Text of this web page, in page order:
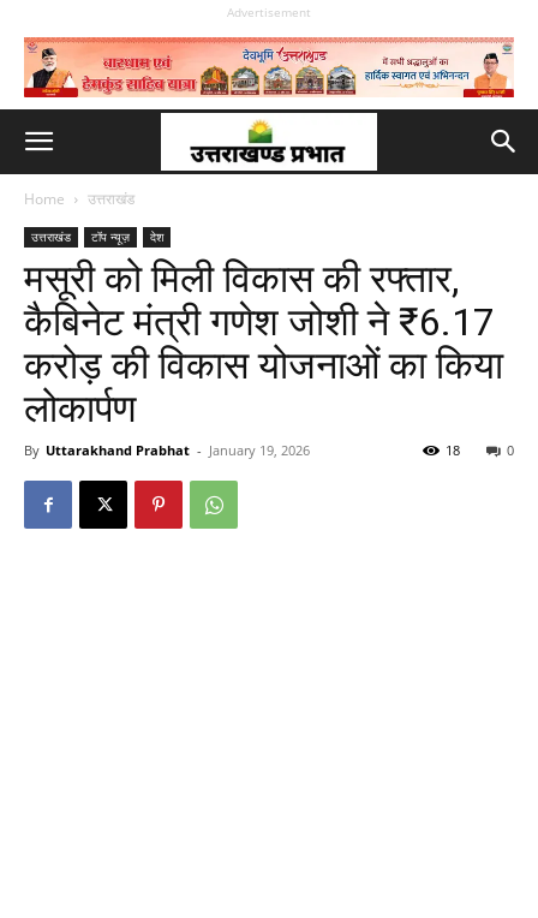
Advertisement
Home उत्तराखंड
उत्तराखंड टॉप न्यूज़ देश
मसूरी को मिली विकास की रफ्तार,
कैबिनेट मंत्री गणेश जोशी ने ₹6.17
करोड़ की विकास योजनाओं का किया
लोकार्पण
By Uttarakhand Prabhat - January 19, 2026 0
18